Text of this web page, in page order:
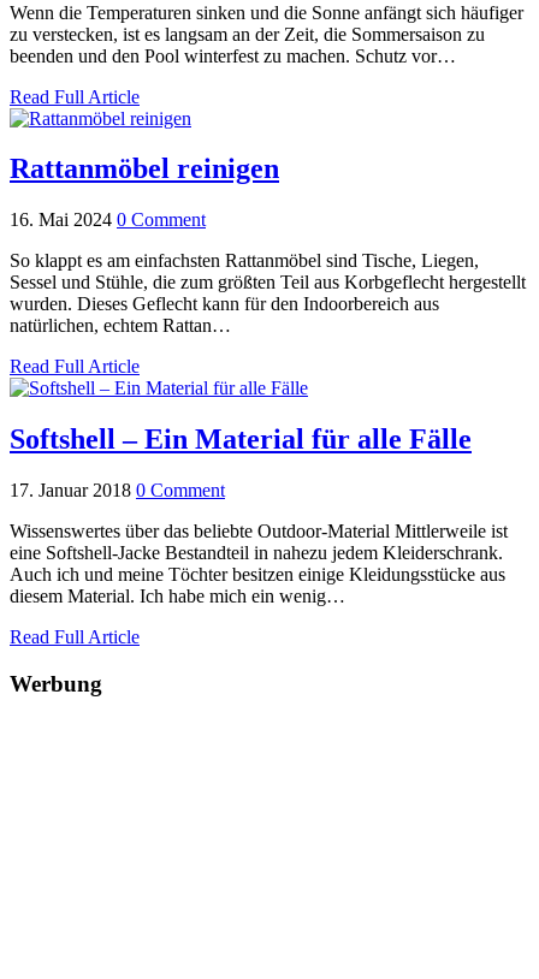
Wenn die Temperaturen sinken und die Sonne anfängt sich häufiger
zu verstecken, ist es langsam an der Zeit, die Sommersaison zu
beenden und den Pool winterfest zu machen. Schutz vor…
Read Full Article
Rattanmöbel reinigen
16. Mai 2024 0 Comment
So klappt es am einfachsten Rattanmöbel sind Tische, Liegen,
Sessel und Stühle, die zum größten Teil aus Korbgeflecht hergestellt
wurden. Dieses Geflecht kann für den Indoorbereich aus
natürlichen, echtem Rattan…
Read Full Article
Softshell – Ein Material für alle Fälle
17. Januar 2018 0 Comment
Wissenswertes über das beliebte Outdoor-Material Mittlerweile ist
eine Softshell-Jacke Bestandteil in nahezu jedem Kleiderschrank.
Auch ich und meine Töchter besitzen einige Kleidungsstücke aus
diesem Material. Ich habe mich ein wenig…
Read Full Article
Werbung